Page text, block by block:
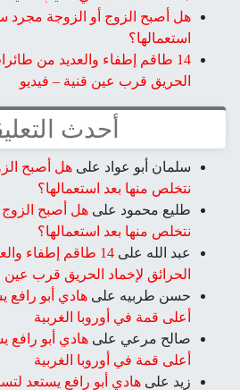
هل أصبح الزوج أو الزوجة مجرد
استعمالها؟
14 طاقم إطفاء والعديد من
الحريق قرب عين قنية – فيديو
أحدث
سلمان أبو عواد على هل أصبح
نتخلص منها بعد استعمالها؟
طليع محمود على هل أصبح
نتخلص منها بعد استعمالها؟
عبد الله على
14 طاقم إطفاء
الحرائق لإخماد الحريق قرب عين
حسن طربيه على هادي أبو رافع
أعلى قمة في أوروبا الغربية
صالح مرعي على هادي أبو رافع
أعلى قمة في أوروبا الغربية
زيد على هادي أبو رافع يستعد